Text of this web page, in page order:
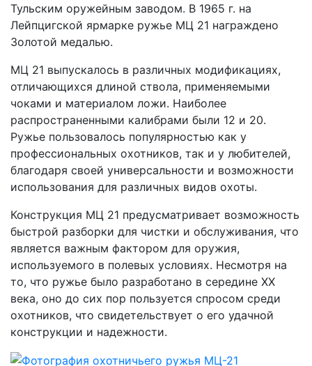
Тульским оружейным заводом. В 1965 г. на
Лейпцигской ярмарке ружье МЦ 21 награждено
Золотой медалью.
МЦ 21 выпускалось в различных модификациях,
отличающихся длиной ствола, применяемыми
чоками и материалом ложи. Наиболее
распространенными калибрами были 12 и 20.
Ружье пользовалось популярностью как у
профессиональных охотников, так и у любителей,
благодаря своей универсальности и возможности
использования для различных видов охоты.
Конструкция МЦ 21 предусматривает возможность
быстрой разборки для чистки и обслуживания, что
является важным фактором для оружия,
используемого в полевых условиях. Несмотря на
то, что ружье было разработано в середине XX
века, оно до сих пор пользуется спросом среди
охотников, что свидетельствует о его удачной
конструкции и надежности.